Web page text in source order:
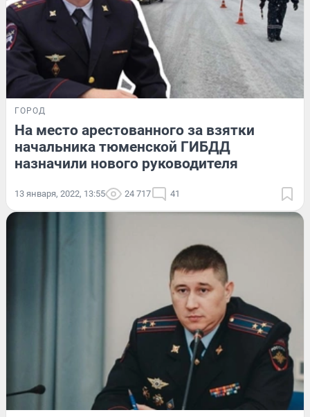
ГОРОД
На место арестованного за взятки
начальника тюменской ГИБДД
назначили нового руководителя
13 января, 2022, 13:55 24 717 41